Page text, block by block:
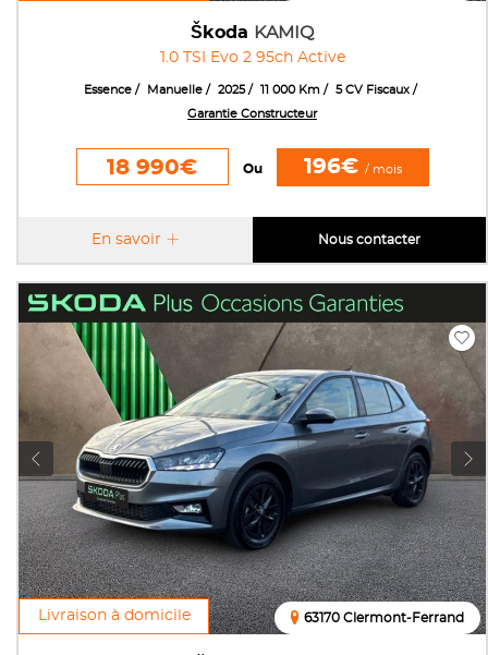
Škoda KAMIQ
1.0 TSI Evo 2 95ch Active
Essence Manuelle 2025 11 000 Km
5 CV Fiscaux
Garantie Constructeur
18 990€ Ou 196€ / mois
En savoir Nous contacter
Livraison à domicile 63170 Clermont-Ferrand